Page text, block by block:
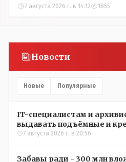
7 августа 2026 г. в 14:12 1855
Новости
Новые Популярные
IT-специалистам и
выдавать подъёмные и
сёлах Казахстана
7 августа 2026 г. в 20:56
Забавы ради - 300 млн